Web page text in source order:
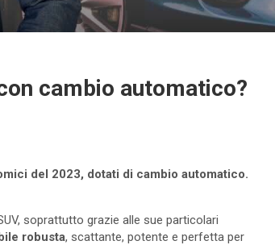
cambio automatico?
del 2023, dotati di cambio automatico.
soprattutto grazie alle sue particolari
robusta, scattante, potente e perfetta per